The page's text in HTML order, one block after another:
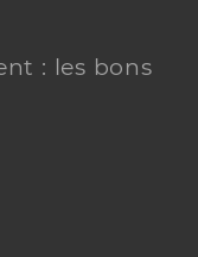
: les bons